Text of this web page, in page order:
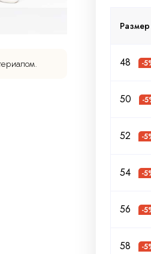
Размер
48 -
50 -
52 -
54 -
56 -
58 -